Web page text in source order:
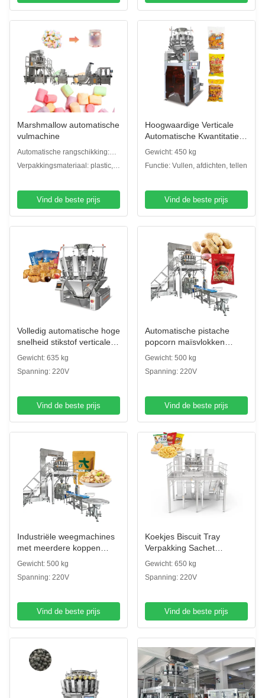
Marshmallow automatische
vulmachine
Automatische rangschikking:
Automatisch
Verpakkingsmateriaal: plastic,
Vind de beste prijs
Hoogwaardige Verticale
Automatische Kwantitatieve
Deeltjes Snackvoedsel
Verzegelings-, Vul- en
Verpakkingsmachine VFFS
Verpakkingsmachine
Gewicht: 450 kg
Functie: Vullen, afdichten, tellen
Vind de beste prijs
Volledig automatische hoge
snelheid stikstof verticale
vorm vul zegel zak snack
voedsel weging puffs
voedsel pellet
Gewicht: 635 kg
Spanning: 220V
Vind de beste prijs
Automatische pistache
popcorn maïsvlokken
roostering pinda's
verpakkingsmachine
cashew noten multihead
verpakkingsmachine
Gewicht: 500 kg
Spanning: 220V
Vind de beste prijs
Industriële weegmachines
met meerdere koppen
Verpakkingsapparatuur
Popcorn Snack Suiker
Koekjes Koffie Koekjes
Verpakkingslijn
Gewicht: 500 kg
Spanning: 220V
Vind de beste prijs
Koekjes Biscuit Tray
Verpakking Sachet
Verpakking
Kartonneermachine
Koekjesdoos
rand Koekjes
Verpakkingsmachine
Gewicht: 650 kg
Spanning: 220V
Vind de beste prijs